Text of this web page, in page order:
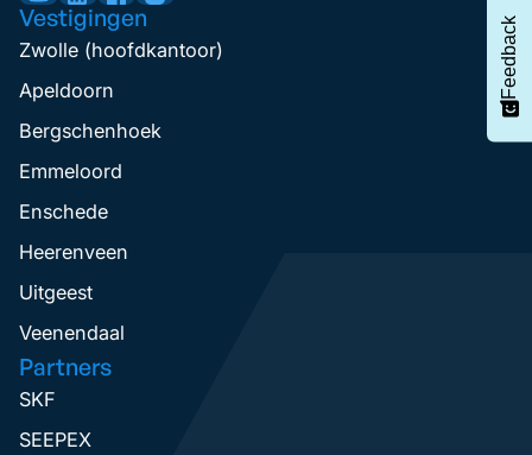
Vestigingen
Zwolle (hoofdkantoor)
Apeldoorn
Bergschenhoek
Emmeloord
Enschede
Heerenveen
Uitgeest
Veenendaal
Partners
SKF
SEEPEX
Feedback